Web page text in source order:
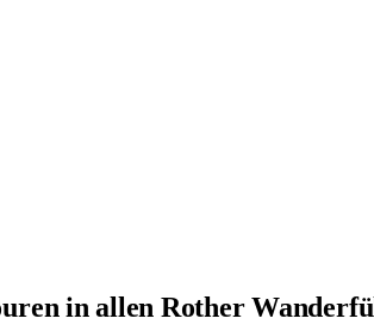
in allen Rother